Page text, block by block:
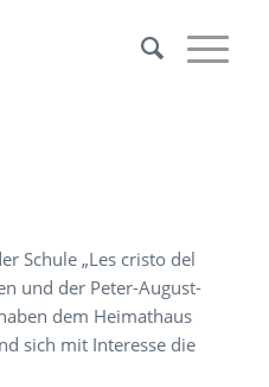
Schule „Les cristo del
und der Peter-August-
dem Heimathaus
sich mit Interesse die